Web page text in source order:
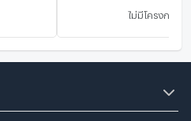
ไม่มีโครงการ